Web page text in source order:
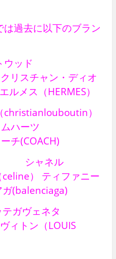
過去に以下のブラン
ウッド
スチャン・ディオ
メス（HERMES）
christianlouboutin）
ハーツ
チ(COACH)
） シャネル
celine） ティファニー
ガ(balenciaga)
ガヴェネタ
ィトン（LOUIS